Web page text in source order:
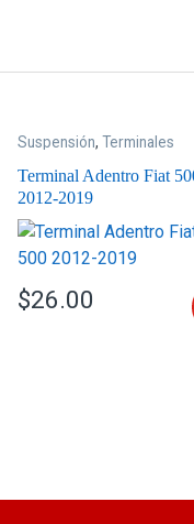
Las opciones
Suspensión,Terminales
Terminal Adentro Fiat
2012-2019
$26.00